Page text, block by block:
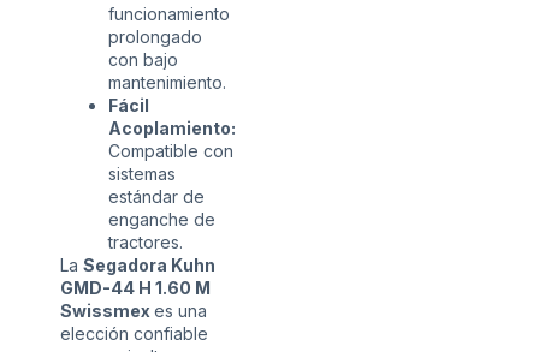
funcionamiento
prolongado
con bajo
mantenimiento.
Fácil
Acoplamiento:
Compatible con
sistemas
estándar de
enganche de
tractores.
La Segadora Kuhn
GMD-44 H 1.60 M
Swissmex es una
elección confiable